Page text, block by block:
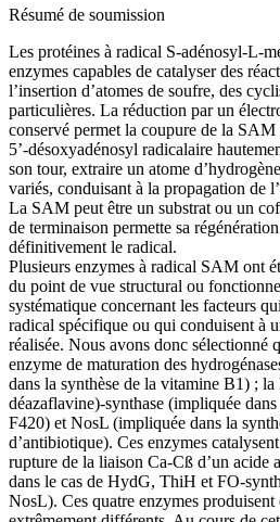
Résumé de soumission
Les protéines à radical S-adénosyl-L-
enzymes capables de catalyser des
l’insertion d’atomes de soufre, des
particulières. La réduction par un
conservé permet la coupure de la SAM
5’-désoxyadénosyl radicalaire
son tour, extraire un atome
variés, conduisant à la propagation de
La SAM peut être un substrat ou un
de terminaison permette sa
définitivement le radical.
Plusieurs enzymes à radical SAM ont
du point de vue structural ou
systématique concernant les facteurs
radical spécifique ou qui conduisent à
réalisée. Nous avons donc sélectionné
enzyme de maturation des
dans la synthèse de la vitamine B1) ;
déazaflavine)-synthase (impliquée
F420) et NosL (impliquée dans la
d’antibiotique). Ces enzymes
rupture de la liaison Ca-Cß d’un acide
dans le cas de HydG, ThiH et FO-
NosL). Ces quatre enzymes produisent